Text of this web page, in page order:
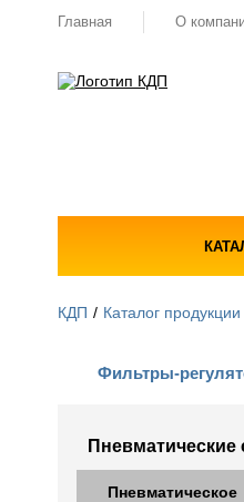
Главная О
КДП Каталог продукции
Фильтры-
Пневматические
Пневматическое